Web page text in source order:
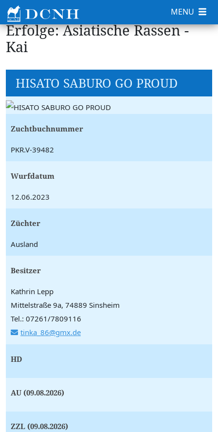
Erfolge: Asiatische Rassen -
Kai
HISATO SABURO GO PROUD
Zuchtbuchnummer
PKR.V-39482
Wurfdatum
12.06.2023
Züchter
Ausland
Besitzer
Kathrin Lepp
Mittelstraße 9a, 74889 Sinsheim
Tel.: 07261/7809116
tinka_86@gmx.de
HD
AU (09.08.2026)
ZZL (09.08.2026)
MENU